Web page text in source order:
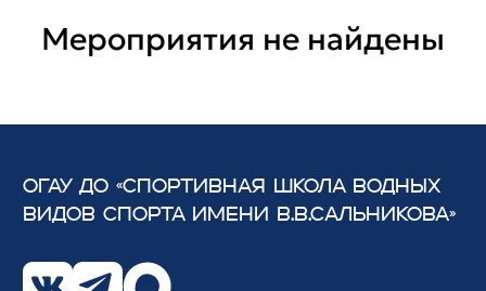
Мероприятия не найдены
ОГАУ ДО «СПОРТИВНАЯ ШКОЛА ВОДНЫХ
ВИДОВ СПОРТА ИМЕНИ В.В.САЛЬНИКОВА»